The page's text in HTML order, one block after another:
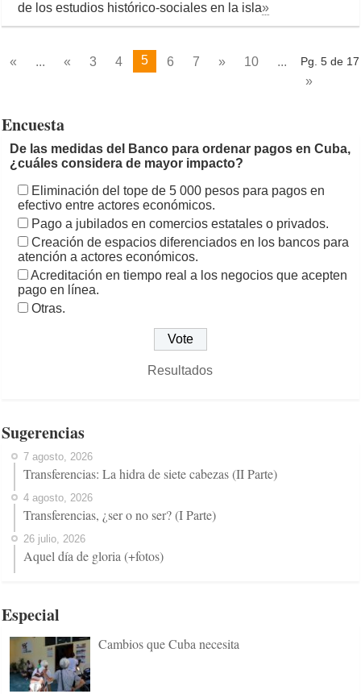
de los estudios histórico-sociales en la isla»
Pg. 5 de 17
« ... « 3 4 5 6 7 » 10
...
»
Encuesta
De las medidas del Banco para ordenar pagos en Cuba,
¿cuáles considera de mayor impacto?
Eliminación del tope de 5 000 pesos para pagos en
efectivo entre actores económicos.
Pago a jubilados en comercios estatales o privados.
Creación de espacios diferenciados en los bancos para
atención a actores económicos.
Acreditación en tiempo real a los negocios que acepten
pago en línea.
Otras.
Resultados
Sugerencias
7 agosto, 2026
Transferencias: La hidra de siete cabezas (II Parte)
4 agosto, 2026
Transferencias, ¿ser o no ser? (I Parte)
26 julio, 2026
Aquel día de gloria (+fotos)
Especial
Cambios que Cuba necesita